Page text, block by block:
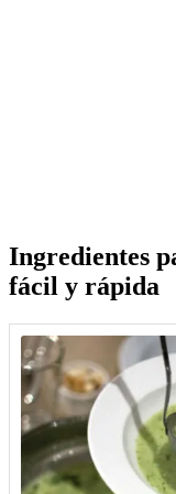
Ingredientes
fácil y rápida